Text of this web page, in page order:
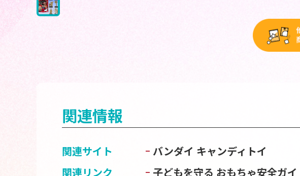
関連情報
関連サイト
バンダイ キャンディトイ
関連リンク
子どもを守る おもちゃ安全ガイ